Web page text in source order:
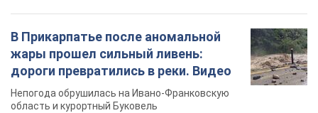
В Прикарпатье после аномальной
жары прошел сильный ливень:
дороги превратились в реки. Видео
Непогода обрушилась на Ивано-Франковскую
область и курортный Буковель